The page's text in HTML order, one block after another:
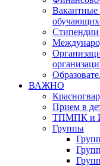
Вакантные
ВАЖНО
Прием в
ТПМПК и
Группы